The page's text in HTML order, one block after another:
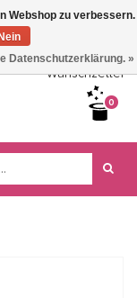
derzeit nicht
Wunschzettel
0
Webshop zu verbessern.
Nein
Datenschutzerklärung. »